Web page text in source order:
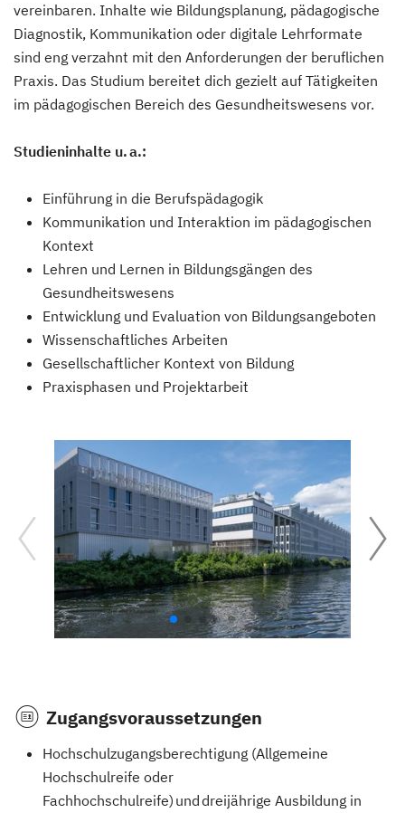
vereinbaren. Inhalte wie Bildungsplanung, pädagogische
Diagnostik, Kommunikation oder digitale Lehrformate
sind eng verzahnt mit den Anforderungen der beruflichen
Praxis. Das Studium bereitet dich gezielt auf Tätigkeiten
im pädagogischen Bereich des Gesundheitswesens vor.
Studieninhalte u. a.:
Einführung in die Berufspädagogik
Kommunikation und Interaktion im pädagogischen
Kontext
Lehren und Lernen in Bildungsgängen des
Gesundheitswesens
Entwicklung und Evaluation von Bildungsangeboten
Wissenschaftliches Arbeiten
Gesellschaftlicher Kontext von Bildung
Praxisphasen und Projektarbeit
Zugangsvoraussetzungen
Hochschulzugangsberechtigung (Allgemeine
Hochschulreife oder
Fachhochschulreife) und dreijährige Ausbildung in